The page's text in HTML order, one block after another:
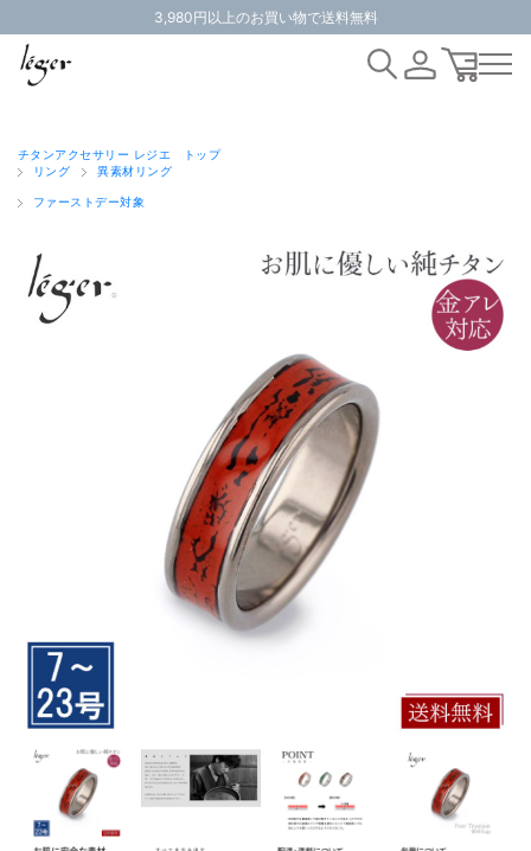
3,980円以上のお買い物で送料無料
チタンアクセサリー レジエ トップ
リング
異素材リング
ファーストデー対象